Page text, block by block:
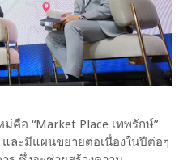
คือ “Market Place เทพรักษ์”
ละมีแผนขยายต่อเนื่องในปีต่อๆ